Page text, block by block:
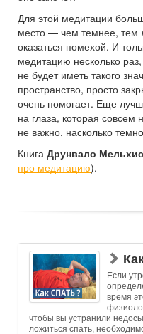
Для этой медитации
место — чем темнее, тем
оказаться помехой. И
медитацию несколько
не будет иметь такого
пространство, просто
очень помогает. Еще
на глаза, которая совсем
не важно, насколько
Книга Друнвало
про медитацию).
Если
время
чтобы вы устранили
ложиться спать,